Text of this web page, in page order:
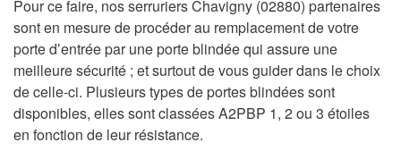
Pour ce faire, nos serruriers Chavigny (02880) partenaires
sont en mesure de procéder au remplacement de votre
porte d’entrée par une porte blindée qui assure une
meilleure sécurité ; et surtout de vous guider dans le choix
de celle-ci. Plusieurs types de portes blindées sont
disponibles, elles sont classées A2PBP 1, 2 ou 3 étoiles
en fonction de leur résistance.